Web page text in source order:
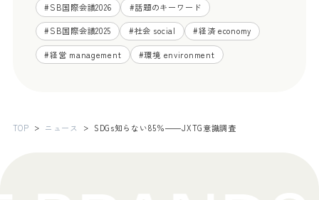
#SB国際会議2026 #話題のキーワード
#SB国際会議2025 #社会 social #経済 economy
#経営 management #環境 environment
TOP ニュース SDGs知らない85％――JXTG意識調査